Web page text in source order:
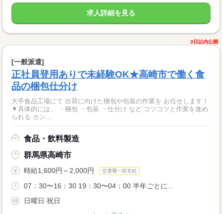
求人詳細を見る
3日以内公開
[一般派遣]
正社員登用ありで未経験OK★高崎市で働く食
品の梱包仕分け
大手食品工場にて 出荷に向けた梱包や包装の作業を お任せします！
▼具体的には… ・梱包 ・包装 ・仕分け など コツコツと作業を進め
られる カン...
食品・飲料製造
群馬県高崎市
時給1,600円～2,000円 交通費一部支給
07：30〜16：30 19：30〜04：00 半年ごとに...
日曜日 祝日